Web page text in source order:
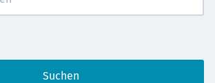
Suchen